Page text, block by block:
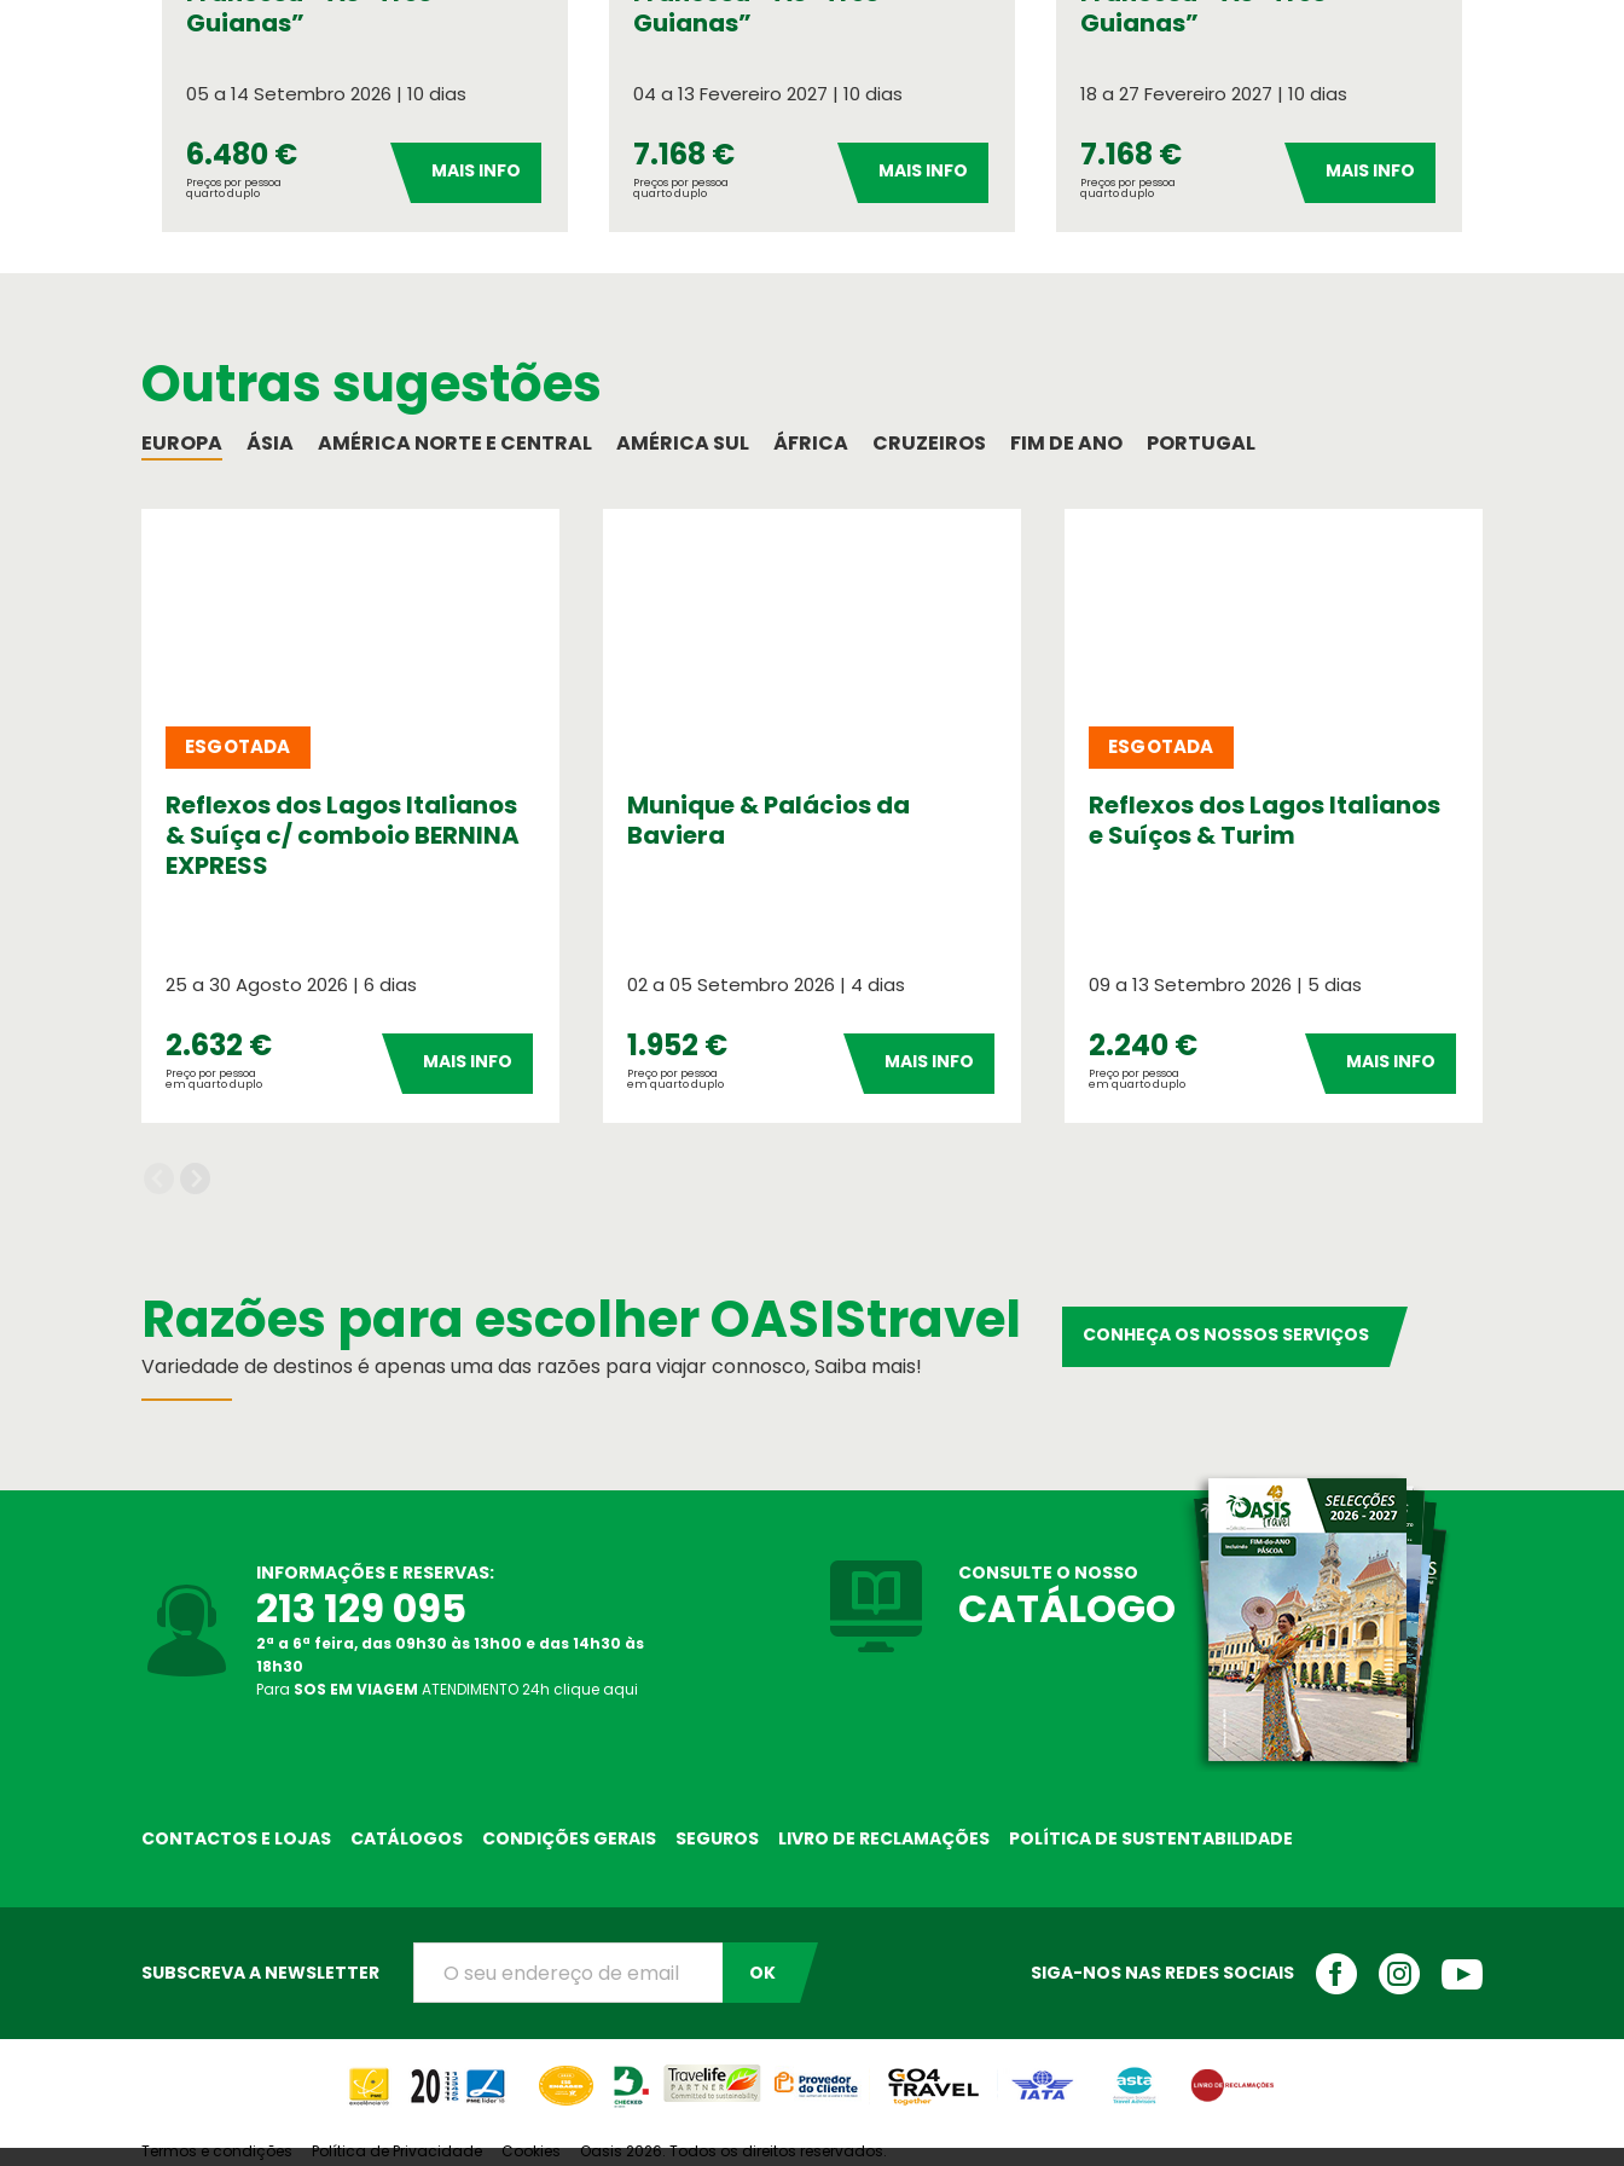
Serviços OASIS
Razões para escolher OASIS Empresas e viagens de incentivo
Guianas”
05 a 14 Setembro 2026 | 10 dias
6.480 €
Preços por pessoa
quarto duplo
MAIS INFO
Guianas”
04 a 13 Fevereiro 2027 | 10 dias
7.168 €
Preços por pessoa
quarto duplo
MAIS INFO
Guianas”
18 a 27 Fevereiro 2027 | 10 dias
7.168 €
Preços por pessoa
quarto duplo
MAIS INFO
Outras sugestões
EUROPA ÁSIA AMÉRICA NORTE E CENTRAL AMÉRICA SUL ÁFRICA CRUZEIROS FIM DE ANO PORTUGAL
ESGOTADA
Reflexos dos Lagos Italianos
& Suíça c/ comboio BERNINA
EXPRESS
25 a 30 Agosto 2026 | 6 dias
2.632 €
Preço por pessoa
em quarto duplo
MAIS INFO
Munique & Palácios da
Baviera
02 a 05 Setembro 2026 | 4 dias
1.952 €
Preço por pessoa
em quarto duplo
MAIS INFO
ESGOTADA
Reflexos dos Lagos Italianos
e Suíços & Turim
09 a 13 Setembro 2026 | 5 dias
2.240 €
Preço por pessoa
em quarto duplo
MAIS INFO
CONHEÇA OS NOSSOS SERVIÇOS
Razões para escolher OASIStravel
Variedade de destinos é apenas uma das razões para viajar connosco, Saiba mais!
INFORMAÇÕES E RESERVAS:
213 129 095
2ª a 6ª feira, das 09h30 às 13h00 e das 14h30 às
18h30
Para SOS EM VIAGEM ATENDIMENTO24h clique aqui
CONSULTE O NOSSO
CATÁLOGO
CONTACTOS E LOJAS CATÁLOGOS CONDIÇÕES GERAIS SEGUROS LIVRO DE RECLAMAÇÕES POLÍTICA DE SUSTENTABILIDADE
SUBSCREVA A NEWSLETTER OK SIGA-NOS NAS REDES SOCIAIS
Termos e condições Política de Privacidade Cookies Oasis 2026. Todos os direitos reservados.